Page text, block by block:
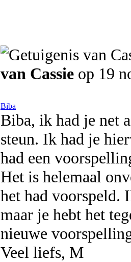
van Cassie op 19
Biba
Biba, ik had je net
steun. Ik had je
had een
Het is helemaal
het had voorspeld.
maar je hebt het
nieuwe
Veel liefs, M